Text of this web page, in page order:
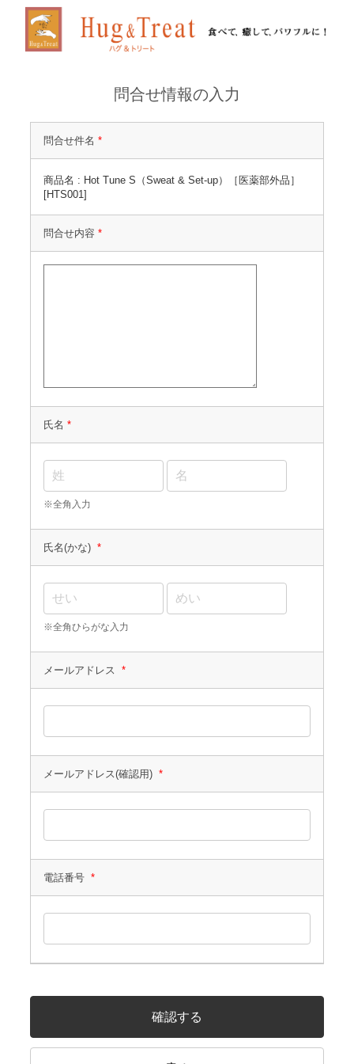
問合せ情報の入力
問合せ件名 *
商品名 : Hot Tune S（Sweat & Set-up）［医薬部外品］
[HTS001]
問合せ内容 *
氏名 *
※全角入力
氏名(かな) *
※全角ひらがな入力
メールアドレス *
メールアドレス(確認用) *
電話番号 *
確認する